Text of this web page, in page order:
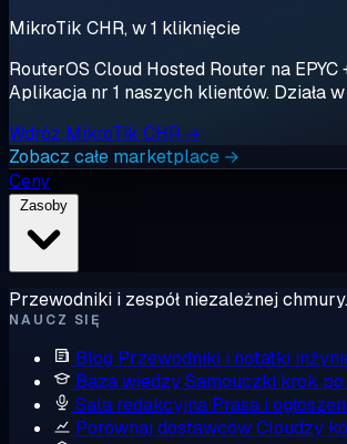
MikroTik CHR, w 1 kliknięcie
RouterOS Cloud Hosted Router na EPYC
Aplikacja nr 1 naszych klientów. Działa
Wdróż MikroTik CHR →
Zobacz całe marketplace →
Ceny
Przewodniki i zespół niezależnej chmury.
NAUCZ SIĘ
Blog Przewodniki i notatki
Baza wiedzySamouczki krok
Sala redakcyjna Prasa i
Porównaj dostawcówCloudzy